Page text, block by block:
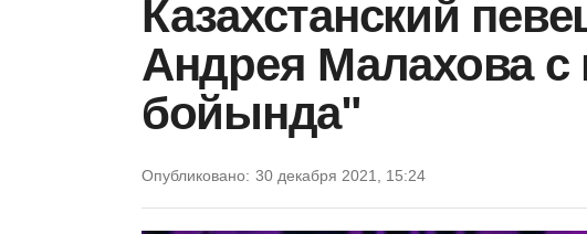
Казахстанский
Андрея Малахова
бойында"
Опубликовано: 30 декабря 2021, 15:24